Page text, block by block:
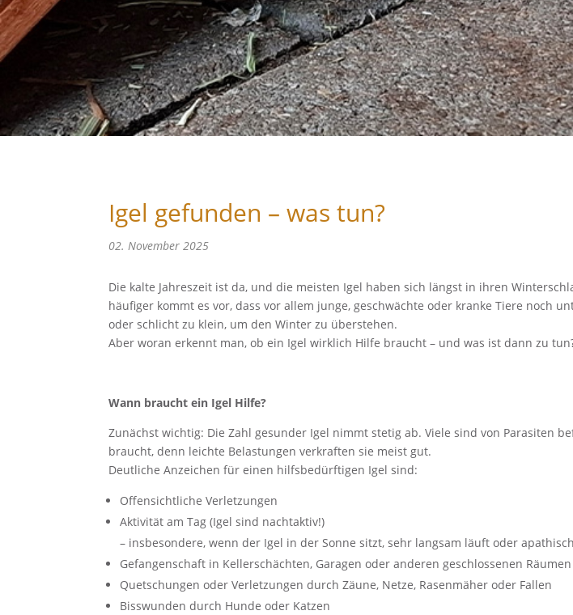
Igel gefunden – was tun?
02. November 2025
Die kalte Jahreszeit ist da, und die meisten Igel haben sich längst in ihren
häufiger kommt es vor, dass vor allem junge, geschwächte oder kranke Tiere noch
oder schlicht zu klein, um den Winter zu überstehen.
Aber woran erkennt man, ob ein Igel wirklich Hilfe braucht – und was ist dann zu
Wann braucht ein Igel Hilfe?
Zunächst wichtig: Die Zahl gesunder Igel nimmt stetig ab. Viele sind von Parasiten
braucht, denn leichte Belastungen verkraften sie meist gut.
Deutliche Anzeichen für einen hilfsbedürftigen Igel sind:
Offensichtliche Verletzungen
Aktivität am Tag (Igel sind nachtaktiv!)
– insbesondere, wenn der Igel in der Sonne sitzt, sehr langsam läuft oder
Gefangenschaft in Kellerschächten, Garagen oder anderen geschlossenen Räumen
Quetschungen oder Verletzungen durch Zäune, Netze, Rasenmäher oder Fallen
Bisswunden durch Hunde oder Katzen